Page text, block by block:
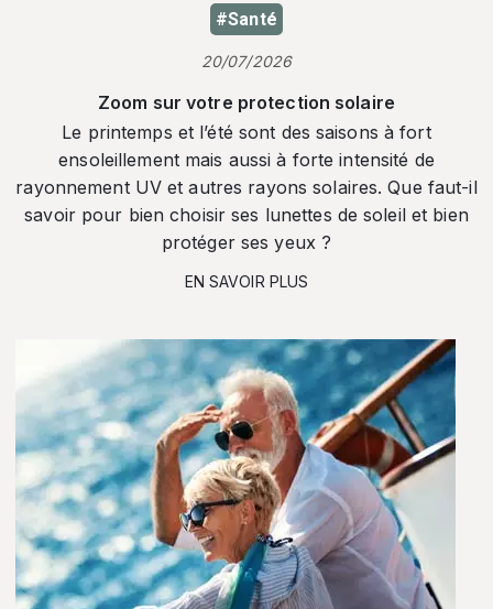
#Santé
20/07/2026
Zoom sur votre protection solaire
Le printemps et l’été sont des saisons à fort
ensoleillement mais aussi à forte intensité de
rayonnement UV et autres rayons solaires. Que faut-il
savoir pour bien choisir ses lunettes de soleil et bien
protéger ses yeux ?
EN SAVOIR PLUS